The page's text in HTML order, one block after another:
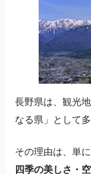
長野県は、観光
なる県」として
その理由は、単
四季の美しさ・